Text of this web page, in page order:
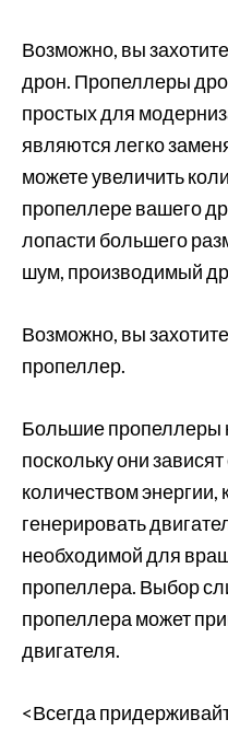
Возможно, вы
дрон. Пропеллеры
простых для
являются легко
можете увеличить
пропеллере вашего
лопасти большего
шум, производимый
Возможно, вы
пропеллер.
Большие пропеллеры
поскольку они
количеством энергии,
генерировать
необходимой для
пропеллера. Выбор
пропеллера может
двигателя.
<Всегда